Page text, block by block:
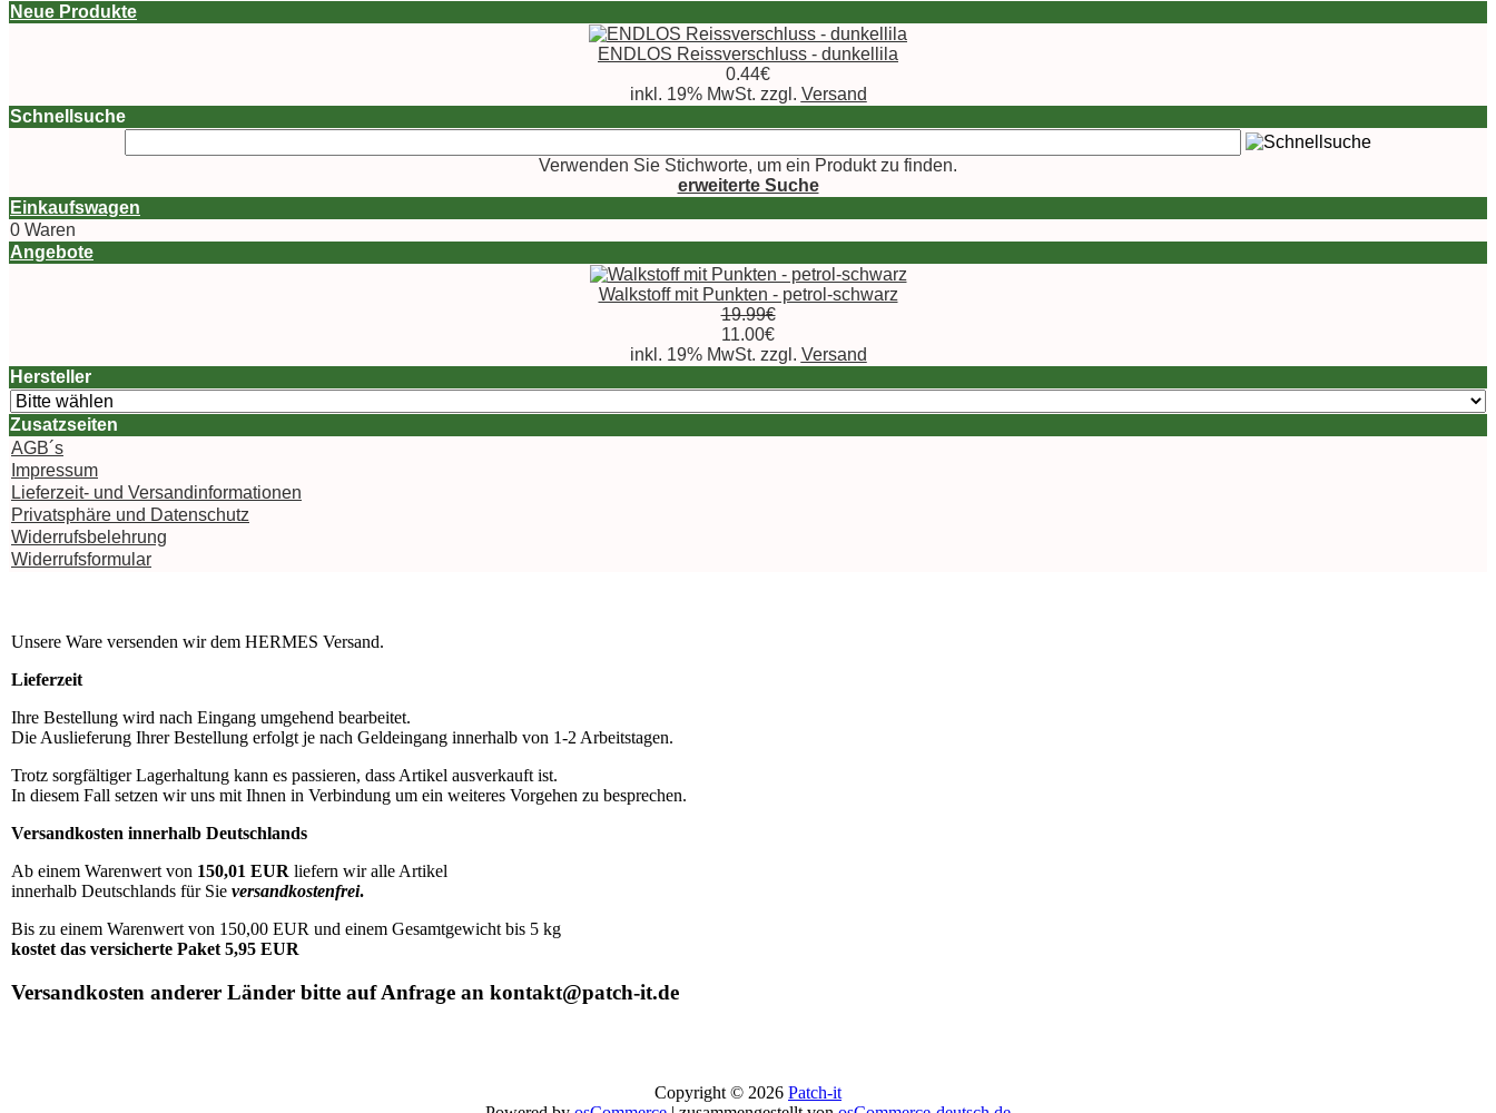
Neue Produkte
ENDLOS Reissverschluss - dunkellila
0.44€
inkl. 19% MwSt. zzgl. Versand
Schnellsuche
Verwenden Sie Stichworte, um ein Produkt zu finden.
erweiterte Suche
Einkaufswagen
0 Waren
Angebote
Walkstoff mit Punkten - petrol-schwarz
19.99€
11.00€
inkl. 19% MwSt. zzgl. Versand
Hersteller
Zusatzseiten
AGB´s
Impressum
Lieferzeit- und Versandinformationen
Privatsphäre und Datenschutz
Widerrufsbelehrung
Widerrufsformular
Unsere Ware versenden wir dem HERMES Versand.
Lieferzeit
Ihre Bestellung wird nach Eingang umgehend bearbeitet.
Die Auslieferung Ihrer Bestellung erfolgt je nach Geldeingang innerhalb von 1-2 Arbeitstagen.
Trotz sorgfältiger Lagerhaltung kann es passieren, dass Artikel ausverkauft ist.
In diesem Fall setzen wir uns mit Ihnen in Verbindung um ein weiteres Vorgehen zu besprechen.
Versandkosten innerhalb Deutschlands
Ab einem Warenwert von 150,01 EUR liefern wir alle Artikel
innerhalb Deutschlands für Sie versandkostenfrei.
Bis zu einem Warenwert von 150,00 EUR und einem Gesamtgewicht bis 5 kg
kostet das versicherte Paket 5,95 EUR
Versandkosten anderer Länder bitte auf Anfrage an kontakt@patch-it.de
Copyright © 2026 Patch-it